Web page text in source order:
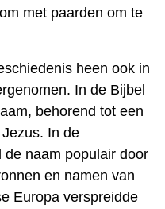
met paarden om te
heen ook in
In de Bijbel
behorend tot een
In de
naam populair door
en namen van
Europa verspreidde